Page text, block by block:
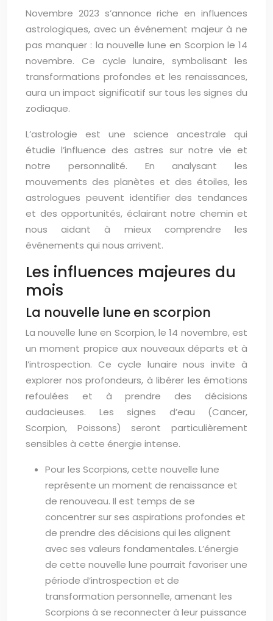
Novembre 2023 s’annonce riche en influences
astrologiques, avec un événement majeur à ne
pas manquer : la nouvelle lune en Scorpion le 14
novembre. Ce cycle lunaire, symbolisant les
transformations profondes et les renaissances,
aura un impact significatif sur tous les signes du
zodiaque.
L’astrologie est une science ancestrale qui
étudie l’influence des astres sur notre vie et
notre personnalité. En analysant les
mouvements des planètes et des étoiles, les
astrologues peuvent identifier des tendances
et des opportunités, éclairant notre chemin et
nous aidant à mieux comprendre les
événements qui nous arrivent.
Les influences majeures du
mois
La nouvelle lune en scorpion
La nouvelle lune en Scorpion, le 14 novembre, est
un moment propice aux nouveaux départs et à
l’introspection. Ce cycle lunaire nous invite à
explorer nos profondeurs, à libérer les émotions
refoulées et à prendre des décisions
audacieuses. Les signes d’eau (Cancer,
Scorpion, Poissons) seront particulièrement
sensibles à cette énergie intense.
Pour les Scorpions, cette nouvelle lune
représente un moment de renaissance et
de renouveau. Il est temps de se
concentrer sur ses aspirations profondes et
de prendre des décisions qui les alignent
avec ses valeurs fondamentales. L’énergie
de cette nouvelle lune pourrait favoriser une
période d’introspection et de
transformation personnelle, amenant les
Scorpions à se reconnecter à leur puissance